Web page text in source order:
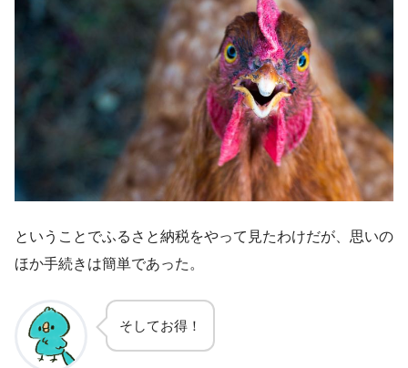
ということでふるさと納税をやって見たわけだが、思いの
ほか手続きは簡単であった。
そしてお得！